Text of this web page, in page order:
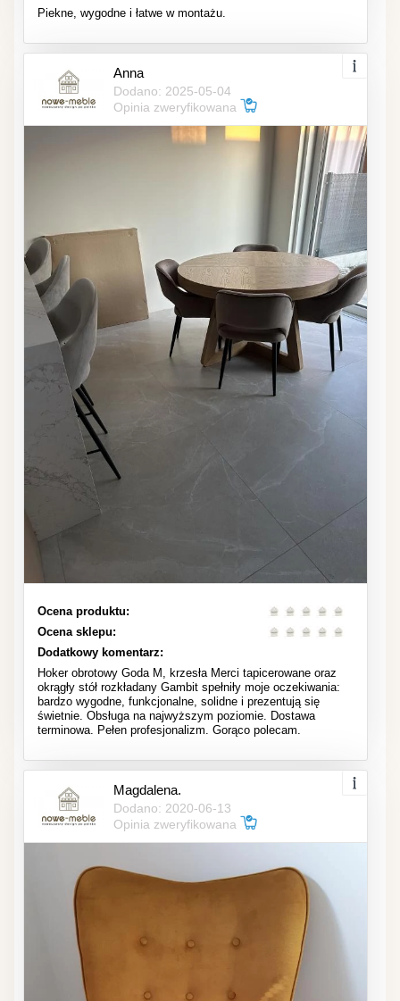
Piekne, wygodne i łatwe w montażu.
Anna
Dodano: 2025-05-04
Opinia zweryfikowana
Ocena produktu:
Ocena sklepu:
Dodatkowy komentarz:
Hoker obrotowy Goda M, krzesła Merci tapicerowane oraz
okrągły stół rozkładany Gambit spełniły moje oczekiwania:
bardzo wygodne, funkcjonalne, solidne i prezentują się
świetnie. Obsługa na najwyższym poziomie. Dostawa
terminowa. Pełen profesjonalizm. Gorąco polecam.
Magdalena.
Dodano: 2020-06-13
Opinia zweryfikowana